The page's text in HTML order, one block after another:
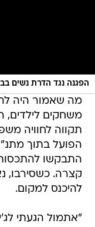
הפגנה נגד הדרת נשים
מה שאמור היה
משחקים
תקווה לחוויה
הפועל בתוך
התבקשו
קצרה. כשסירבו,
להיכנס למקום.
"אתמול הגעתי